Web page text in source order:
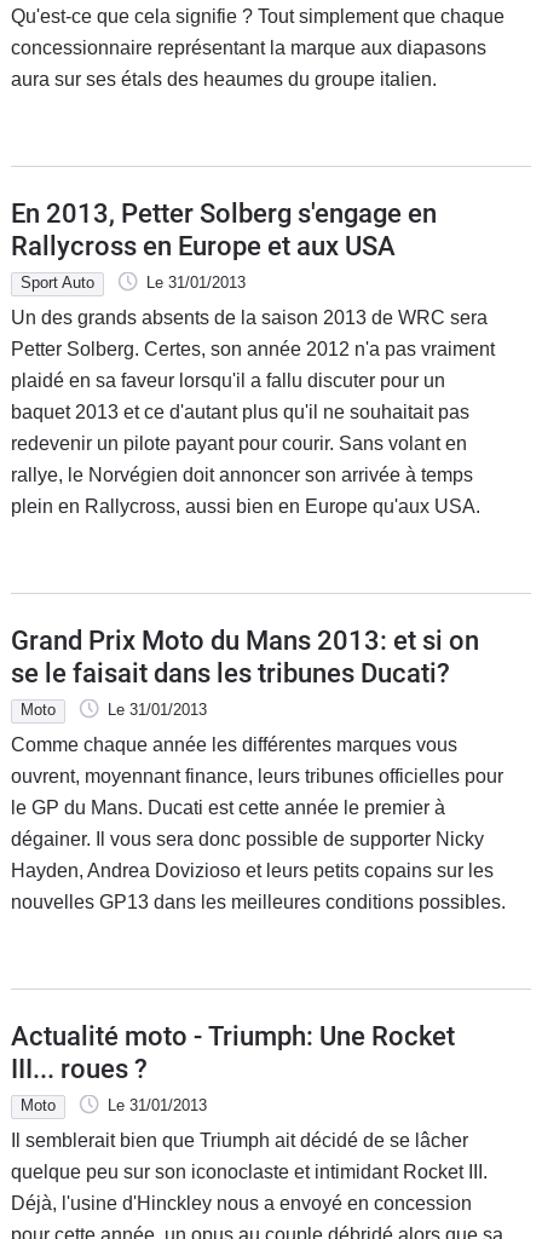
Qu'est-ce que cela signifie ? Tout simplement que chaque
concessionnaire représentant la marque aux diapasons
aura sur ses étals des heaumes du groupe italien.
En 2013, Petter Solberg s'engage en
Rallycross en Europe et aux USA
Sport Auto Le 31/01/2013
Un des grands absents de la saison 2013 de WRC sera
Petter Solberg. Certes, son année 2012 n'a pas vraiment
plaidé en sa faveur lorsqu'il a fallu discuter pour un
baquet 2013 et ce d'autant plus qu'il ne souhaitait pas
redevenir un pilote payant pour courir. Sans volant en
rallye, le Norvégien doit annoncer son arrivée à temps
plein en Rallycross, aussi bien en Europe qu'aux USA.
Grand Prix Moto du Mans 2013: et si on
se le faisait dans les tribunes Ducati?
Moto Le 31/01/2013
Comme chaque année les différentes marques vous
ouvrent, moyennant finance, leurs tribunes officielles pour
le GP du Mans. Ducati est cette année le premier à
dégainer. Il vous sera donc possible de supporter Nicky
Hayden, Andrea Dovizioso et leurs petits copains sur les
nouvelles GP13 dans les meilleures conditions possibles.
Actualité moto - Triumph: Une Rocket
III... roues ?
Moto Le 31/01/2013
Il semblerait bien que Triumph ait décidé de se lâcher
quelque peu sur son iconoclaste et intimidant Rocket III.
Déjà, l'usine d'Hinckley nous a envoyé en concession
pour cette année, un opus au couple débridé alors que sa